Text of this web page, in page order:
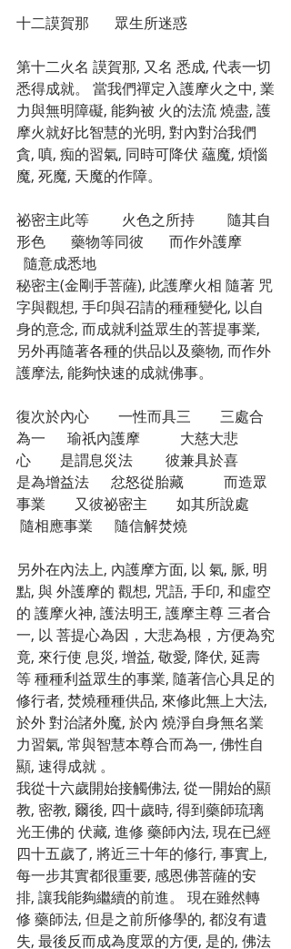
十二謨賀那　   眾生所迷惑
第十二火名 謨賀那, 又名 悉成, 代表一切
悉得成就。 當我們禪定入護摩火之中, 業
力與無明障礙, 能夠被 火的法流 燒盡, 護
摩火就好比智慧的光明, 對內對治我們
貪, 嗔, 痴的習氣, 同時可降伏 蘊魔, 煩惱
魔, 死魔, 天魔的作障。
祕密主此等　　 火色之所持　 　隨其自
形色　   藥物等同彼　   而作外護摩
  隨意成悉地
秘密主(金剛手菩薩), 此護摩火相 隨著 咒
字與觀想, 手印與召請的種種變化, 以自
身的意念, 而成就利益眾生的菩提事業,
另外再隨著各種的供品以及藥物, 而作外
護摩法, 能夠快速的成就佛事。
復次於內心　　一性而具三　    三處合
為一　  瑜祇內護摩　 　  大慈大悲
心　　是謂息災法　 　彼兼具於喜
是為增益法　  忿怒從胎藏　　   而造眾
事業　    又彼祕密主　　如其所說處
隨相應事業　  隨信解焚燒
另外在內法上, 內護摩方面, 以 氣, 脈, 明
點, 與 外護摩的 觀想, 咒語, 手印, 和虛空
的 護摩火神, 護法明王, 護摩主尊 三者合
一, 以 菩提心為因，大悲為根，方便為究
竟, 來行使 息災, 增益, 敬愛, 降伏, 延壽
等 種種利益眾生的事業, 隨著信心具足的
修行者, 焚燒種種供品, 來修此無上大法,
於外 對治諸外魔, 於內 燒淨自身無名業
力習氣, 常與智慧本尊合而為一, 佛性自
顯, 速得成就 。
我從十六歲開始接觸佛法, 從一開始的顯
教, 密教, 爾後, 四十歲時, 得到藥師琉璃
光王佛的 伏藏, 進修 藥師內法, 現在已經
四十五歲了, 將近三十年的修行, 事實上,
每一步其實都很重要, 感恩佛菩薩的安
排, 讓我能夠繼續的前進。 現在雖然轉
修 藥師法, 但是之前所修學的, 都沒有遺
失, 最後反而成為度眾的方便, 是的, 佛法